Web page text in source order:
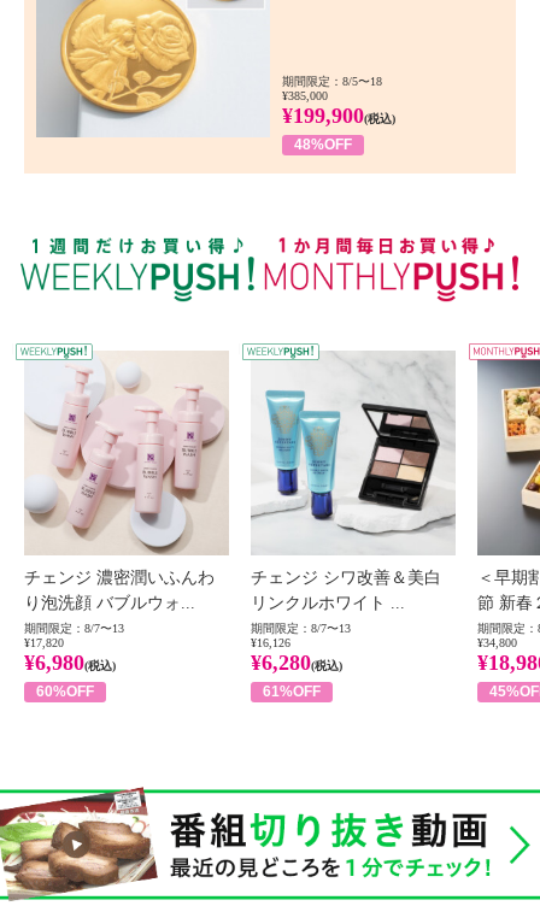
期間限定：8/5〜18
¥385,000
¥199,900(税込)
48%OFF
WEEKLY PUSH
チェンジ 濃密潤いふんわ
り泡洗顔 バブルウォ...
期間限定：8/7〜13
¥17,820
¥6,980(税込)
60%OFF
チェンジ シワ改善＆美白
リンクルホワイト ...
期間限定：8/7〜13
¥16,126
¥6,280(税込)
61%OFF
＜早期
節 新春
期間限定：
¥34,800